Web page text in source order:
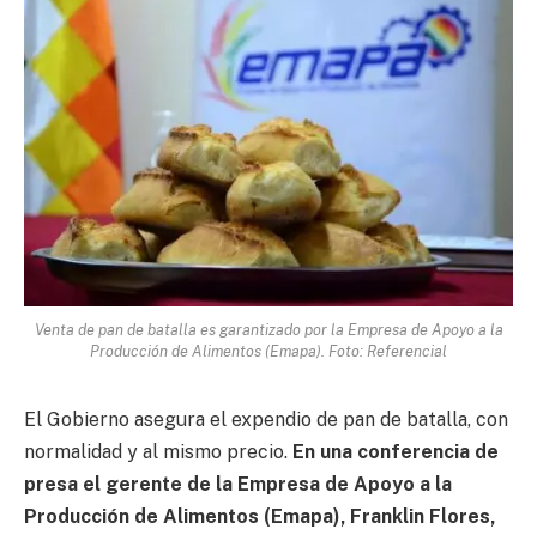
Venta de pan de batalla es garantizado por la Empresa de Apoyo a la
Producción de Alimentos (Emapa). Foto: Referencial
El Gobierno asegura el expendio de pan de batalla, con
normalidad y al mismo precio. En una conferencia de
presa el gerente de la Empresa de Apoyo a la
Producción de Alimentos (Emapa), Franklin Flores,